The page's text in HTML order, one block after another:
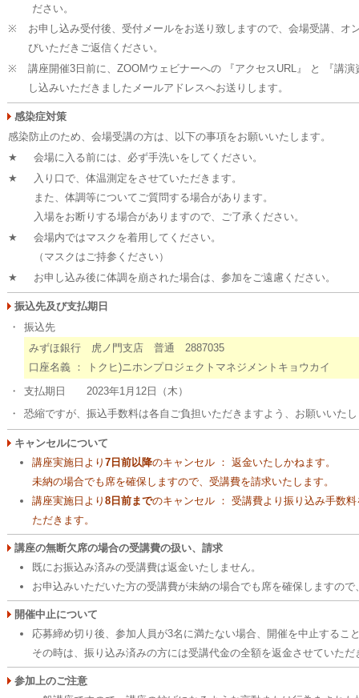
ださい。
※
お申し込み受付後、受付メールをお送り致しますので、会場受講、オ
びいただきご返信ください。
※
講座開催3日前に、ZOOMウェビナーへの 『アクセスURL』 と 『講
し込みいただきましたメールアドレスへお送りします。
感染症対策
感染防止のため、会場受講の方は、以下の事項をお願いいたします。
★
会場に入る前には、必ず手洗いをしてください。
★
入り口で、体温測定をさせていただきます。
また、体調等についてご質問する場合があります。
入場をお断りする場合がありますので、ご了承ください。
★
会場内ではマスクを着用してください。
（マスクはご持参ください）
★
お申し込み後に体調を崩された場合は、参加をご遠慮ください。
振込先及び支払期日
・
振込先
みずほ銀行 虎ノ門支店 普通 2887035
口座名義 ： トクヒ)ニホンプロジェクトマネジメントキョウカイ
・
支払期日 2023年1月12日（木）
・
恐縮ですが、振込手数料は各自ご負担いただきますよう、お願いいた
キャンセルについて
講座実施日より7日前以降のキャンセル ： 返金いたしかねます。
未納の場合でも席を確保しますので、受講費を請求いたします。
講座実施日より8日前までのキャンセル ： 受講費より振り込み手数
ただきます。
講座の無断欠席の場合の受講費の扱い、請求
既にお振込み済みの受講費は返金いたしません。
お申込みいただいた方の受講費が未納の場合でも席を確保しますの
開催中止について
応募締め切り後、参加人員が3名に満たない場合、開催を中止するこ
その時は、振り込み済みの方には受講代金の全額を返金させていただ
参加上のご注意